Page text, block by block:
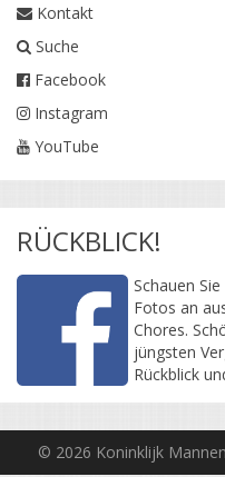
Kontakt
Suche
Facebook
Instagram
YouTube
RÜCKBLICK!
Schauen
Fotos an
Chores.
jüngsten
Rückblick
© 2026 Koninklijk